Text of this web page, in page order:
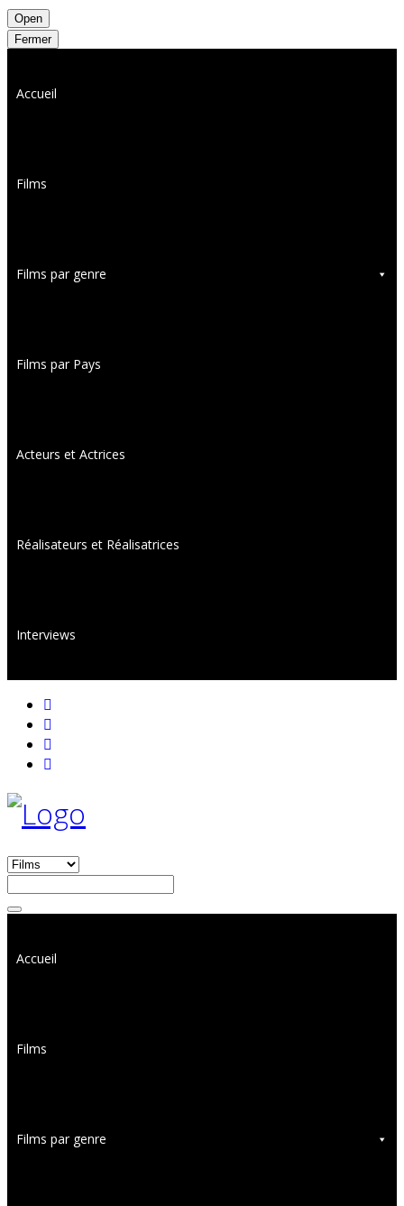
Open
Fermer
Accueil
Films
Films par genre
Films par Pays
Acteurs et Actrices
Réalisateurs et Réalisatrices
Interviews
Accueil
Films
Films par genre